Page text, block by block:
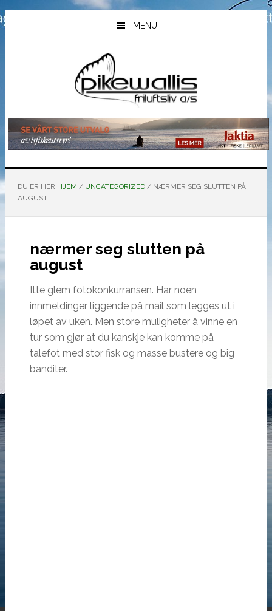
Hopp
til
Hopp
til
Hopp
til
MENU
DU ER HER:HJEM / UNCATEGORIZED /NÆRMER SEG SLUTTEN PÅ
AUGUST
nærmer seg slutten på
august
Itte glem fotokonkurransen. Har noen
innmeldinger liggende på mail som legges ut i
løpet av uken. Men store muligheter å vinne en
tur som gjør at du kanskje kan komme på
talefot med stor fisk og masse bustere og big
banditer.